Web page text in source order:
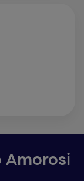
Amorosi